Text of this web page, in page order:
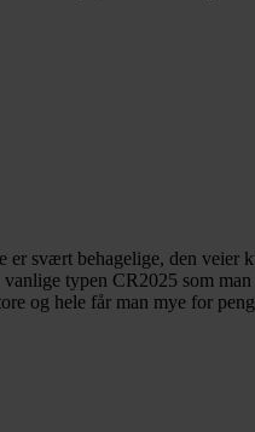
svært behagelige, den veier
typen CR2025 som
og hele får man mye for